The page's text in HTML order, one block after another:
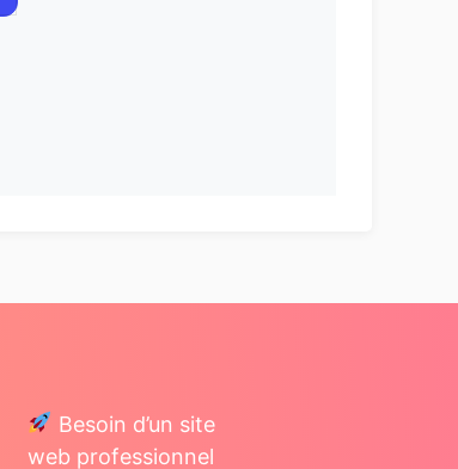
Besoin d’un site
web professionnel